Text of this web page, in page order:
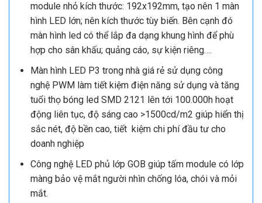
module nhỏ kích thước: 192x192mm, tạo nên 1 màn
hình LED lớn; nên kích thước tùy biến. Bên cạnh đó
màn hình led có thể lắp đa dạng khung hình để phù
hợp cho sân khấu; quảng cáo, sự kiện riêng….
Màn hình LED P3 trong nhà giá rẻ sử dụng công
nghệ PWM làm tiết kiệm điện năng sử dụng và tăng
tuổi thọ bóng led SMD 2121 lên tới 100.000h hoạt
động liên tục, độ sáng cao >1500cd/m2 giúp hiển thị
sắc nét, độ bền cao, tiết kiệm chi phí đầu tư cho
doanh nghiệp
Công nghệ LED phủ lớp GOB giúp tấm module có lớp
màng bảo vệ mắt người nhìn chống lóa, chói và mỏi
mắt.